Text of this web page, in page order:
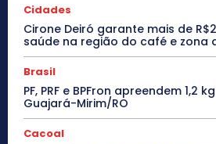
Cidades
Cirone Deiró garante mais de
saúde na região do café e zona
Brasil
PF, PRF e BPFron apreendem 1,2
Guajará-Mirim/RO
Cacoal